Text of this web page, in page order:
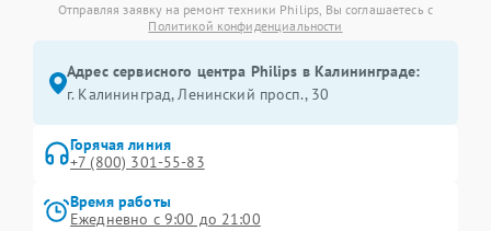
Отправляя заявку на ремонт техники Philips, Вы соглашаетесь с
Политикой конфиденциальности
Адрес сервисного центра Philips в Калининграде:
г. Калининград, Ленинский просп., 30
Горячая линия
+7 (800) 301-55-83
Время работы
Ежедневно с 9:00 до 21:00